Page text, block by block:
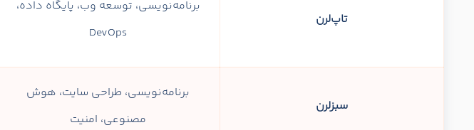
تاپ‌لرن
برنامه‌نویسی، توسعه وب، پایگاه داده،
DevOps
سبزلرن
برنامه‌نویسی، طراحی سایت، هوش
مصنوعی، امنیت